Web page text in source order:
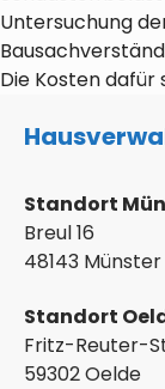
Untersuchung
Die Kosten dafür
Standort
Breul 16
48143 Münster
Standort
Fritz-Reuter-
59302 Oelde